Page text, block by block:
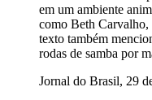
em um ambiente
como Beth
texto também
rodas de samba por
Jornal do Brasil, 29